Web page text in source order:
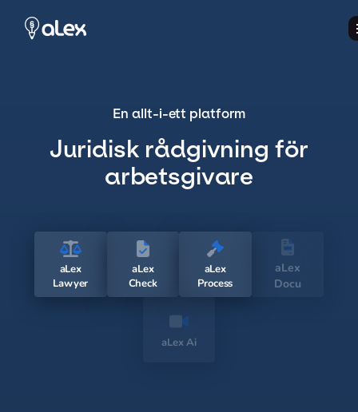
En allt-i-ett platform
Juridisk rådgivning för
arbetsgivare
aLex
Lawyer
aLex
Check
aLex
Process
aLex
Docu
aLex Ai